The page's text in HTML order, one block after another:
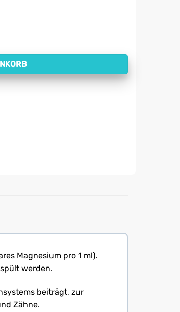
Magnesium pro 1 ml).
werden.
beiträgt, zur
Zähne.